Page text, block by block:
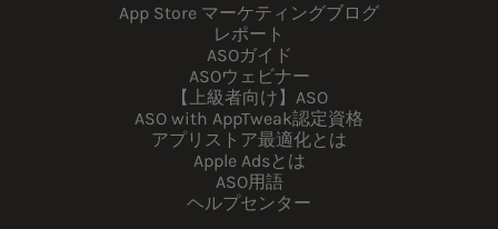
App Store マーケティングブログ
レポート
ASOガイド
ASOウェビナー
【上級者向け】ASO
ASO with AppTweak認定資格
アプリストア最適化とは
Apple Adsとは
ASO用語
ヘルプセンター